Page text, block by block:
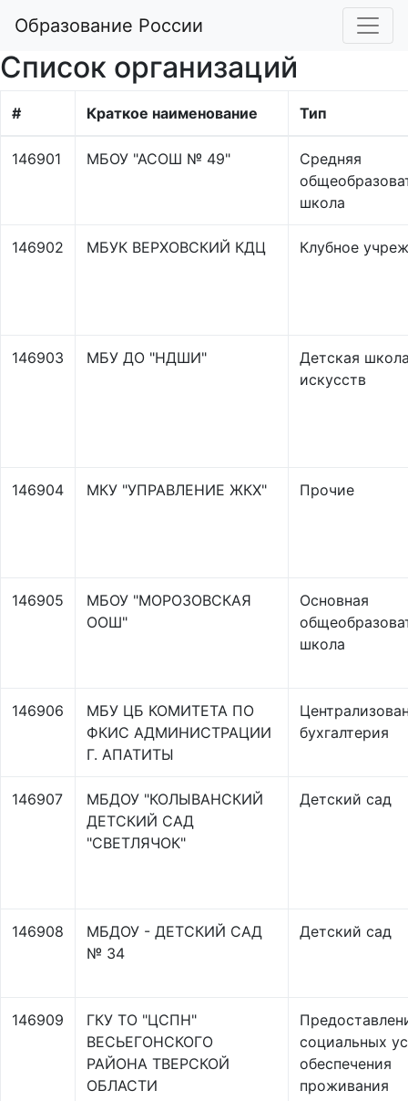
Образование России
Список организаций
# Краткое наименование Тип
146901 МБОУ "АСОШ № 49"
Средняя
школа
146902 МБУК ВЕРХОВСКИЙ КДЦ Клубное
146903 МБУ ДО "НДШИ"
Детская
искусств
146904 МКУ "УПРАВЛЕНИЕ ЖКХ" Прочие
146905
МБОУ "МОРОЗОВСКАЯ
ООШ"
Основная
школа
146906
МБУ ЦБ КОМИТЕТА ПО
ФКИС АДМИНИСТРАЦИИ
Г. АПАТИТЫ
бухгалтерия
146907
МБДОУ "КОЛЫВАНСКИЙ
ДЕТСКИЙ САД
"СВЕТЛЯЧОК"
Детский сад
146908
МБДОУ - ДЕТСКИЙ САД
№ 34
Детский сад
146909
ГКУ ТО "ЦСПН"
ВЕСЬЕГОНСКОГО
РАЙОНА ТВЕРСКОЙ
ОБЛАСТИ
социальных
обеспечения
проживания